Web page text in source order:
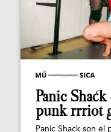
Panic
punk rrriot
Panic Shack son